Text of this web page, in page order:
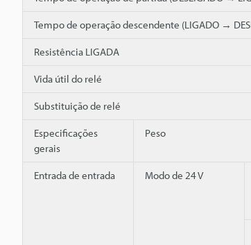
Tempo de operação descendente (LIGADO →
Resistência LIGADA
Vida útil do relé
Substituição de relé
Especificações
gerais
Peso
Entrada de entrada Modo de 24 V